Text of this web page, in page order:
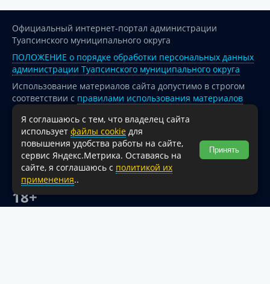
Официальный интернет-портал администрации
Туапсинского муниципального округа
ПОЛОЖЕНИЕ о порядке обработки персональных данных
администрации Туапсинского муниципального округа
Использование материалов сайта допустимо в строгом
соответствии с правилами использования материалов
опубликованных на сайте
При перепечатке и использовании информации ссылка
на источник обязательна.
Для сайтов и страниц сети Интернет обязательна
активная гиперссылка на официальный интернет-портал
администрации Туапсинского муниципального округа.
18+
Я соглашаюсь с тем, что владелец сайта
использует файлы cookie для
повышения удобства работы на сайте,
сервис Яндекс.Метрика. Оставаясь на
сайте, я соглашаюсь с политикой их
применения..
Принять